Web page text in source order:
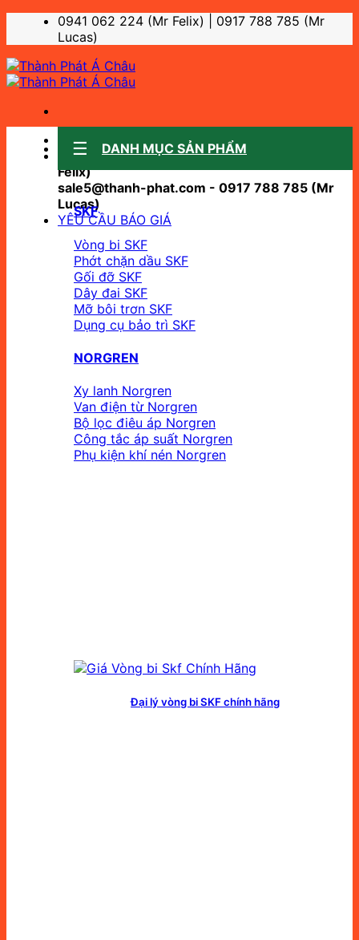
dung
0941 062 224 (Mr Felix) | 0917 788 785 (Mr
Lucas)
Sale support:
sale10@thanh-phat.com - 0941 062 224 (Mr
Felix)
sale5@thanh-phat.com - 0917 788 785 (Mr
Lucas)
YÊU CẦU BÁO GIÁ
DANH MỤC SẢN PHẨM
SKF
Vòng bi SKF
Phớt chặn dầu SKF
Gối đỡ SKF
Dây đai SKF
Mỡ bôi trơn SKF
Dụng cụ bảo trì SKF
NORGREN
Xy lanh Norgren
Van điện từ Norgren
Bộ lọc điêu áp Norgren
Công tắc áp suất Norgren
Phụ kiện khí nén Norgren
Đại lý vòng bi SKF chính hãng